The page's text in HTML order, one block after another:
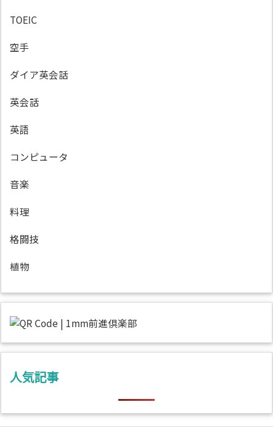
TOEIC
空手
ダイア英会話
英会話
英語
コンピュータ
音楽
料理
格闘技
植物
人気記事